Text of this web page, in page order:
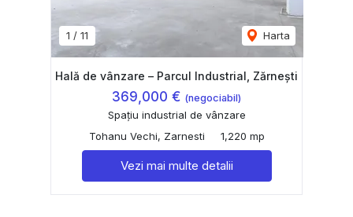
1 / 11 Harta
Hală de vânzare – Parcul Industrial, Zărnești
369,000 € (negociabil)
Spațiu industrial de vânzare
Tohanu Vechi, Zarnesti
1,220 mp
Vezi mai multe detalii